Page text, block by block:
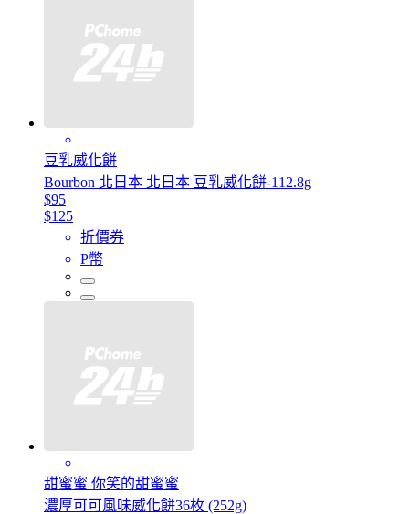
豆乳威化餅
Bourbon 北日本 北日本 豆乳威化餅-112.8g
$95
$125
折價券
P幣
甜蜜蜜 你笑的甜蜜蜜
濃厚可可風味威化餅36枚 (252g)